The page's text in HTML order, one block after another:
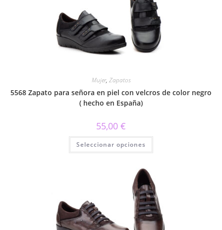
Mujer, Zapatos
5568 Zapato para señora en piel con velcros de color negro
( hecho en España)
55,00 €
Seleccionar opciones
Este
tiene
opciones
se
pueden
elegir
en
la
página